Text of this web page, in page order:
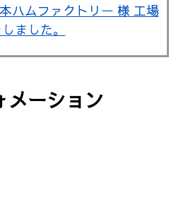
ハムファクトリー 様 工場
ました。
メーション